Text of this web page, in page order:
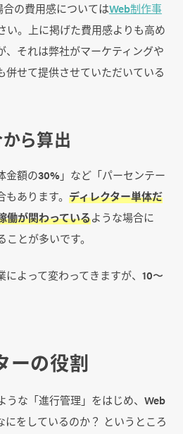
の費用感についてはWeb制作事
い。上に掲げた費用感よりも高め
、それは弊社がマーケティングや
併せて提供させていただいている
ら算出
金額の30%」など「パーセンテー
あります。 ディレクター単体だ
働が関わっているような場合に
とが多いです。
によって変わってきますが、10〜
ーの役割
うな「進行管理」をはじめ、Web
にをしているのか？ というところ